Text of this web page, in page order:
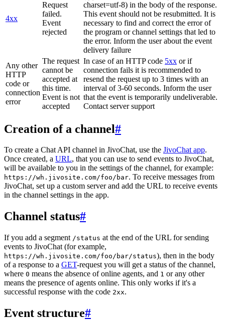
4xx
Request
failed.
Event
rejected
charset=utf-8) in the body of the response.
This event should not be resubmitted. It is
necessary to find and correct the error of
the program or channel settings that led to
the error. Inform the user about the event
delivery failure
Any other
HTTP
code or
connection
error
The request
cannot be
accepted at
this time.
Event is not
accepted
In case of an HTTP code 5xx or if
connection fails it is recommended to
resend the request up to 3 times with an
interval of 3-60 seconds. Inform the user
that the event is temporarily undeliverable.
Contact server support
Creation of a channel#
To create a Chat API channel in JivoChat, use the JivoChat app.
Once created, a URL, that you can use to send events to JivoChat,
will be available to you in the settings of the channel, for example:
https://wh.jivosite.com/foo/bar. To receive messages from
JivoChat, set up a custom server and add the URL to receive events
in the channel settings in the app.
Channel status#
If you add a segment /status at the end of the URL for sending
events to JivoChat (for example,
https://wh.jivosite.com/foo/bar/status), then in the body
of a response to a GET-request you will get a status of the channel,
where 0 means the absence of online agents, and 1 or any other
means the presence of agents online. This only works if it's a
successful response with the code 2xx.
Event structure#